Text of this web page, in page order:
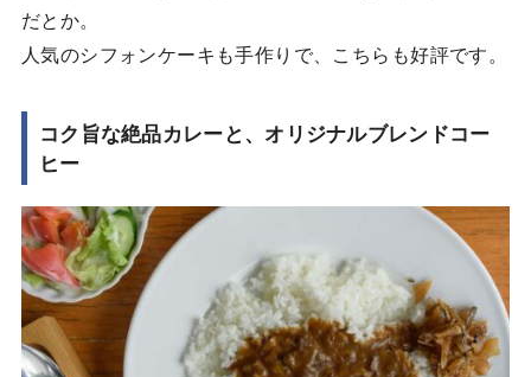
だとか。
人気のシフォンケーキも手作りで、こちらも好評です。
コク旨な絶品カレーと、オリジナルブレンドコー
ヒー